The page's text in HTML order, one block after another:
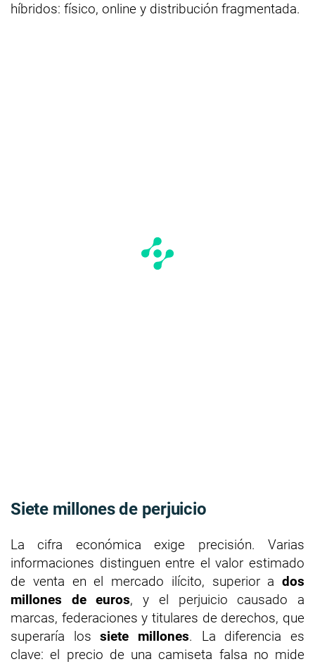
híbridos: físico, online y distribución fragmentada.
Siete millones de perjuicio
La cifra económica exige precisión. Varias
informaciones distinguen entre el valor estimado
de venta en el mercado ilícito, superior a dos
millones de euros, y el perjuicio causado a
marcas, federaciones y titulares de derechos, que
superaría lossiete millones. La diferencia es
clave: el precio de una camiseta falsa no mide